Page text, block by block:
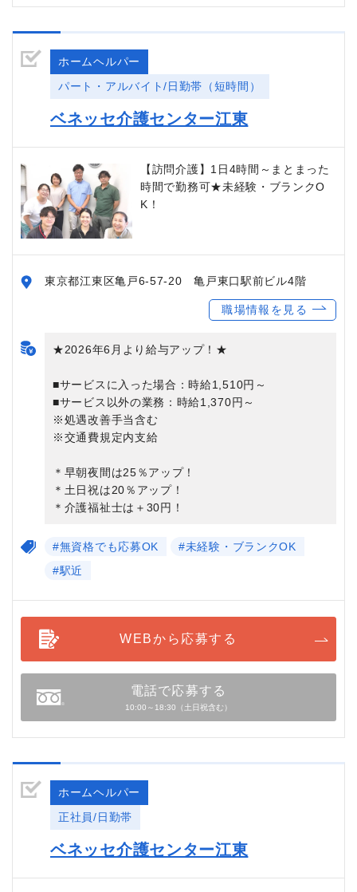
ホームヘルパー
パート・アルバイト/日勤帯（短時間）
ベネッセ介護センター江東
【訪問介護】1日4時間～まとまった
時間で勤務可★未経験・ブランクO
K！
東京都江東区亀戸6-57-20 亀戸東口駅前ビル4階
職場情報を見る
★2026年6月より給与アップ！★
■サービスに入った場合：時給1,510円～
■サービス以外の業務：時給1,370円～
※処遇改善手当含む
※交通費規定内支給
＊早朝夜間は25％アップ！
＊土日祝は20％アップ！
＊介護福祉士は＋30円！
#無資格でも応募OK
#未経験・ブランクOK
#駅近
WEBから応募する
電話で応募する
10:00～18:30（土日祝含む）
ホームヘルパー
正社員/日勤帯
ベネッセ介護センター江東